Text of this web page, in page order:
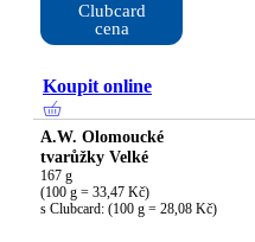
Clubcard
cena
Koupit online
A.W. Olomoucké
tvarůžky Velké
167 g
(100 g = 33,47 Kč)
s Clubcard: (100 g = 28,08 Kč)